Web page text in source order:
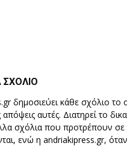
δημοσιεύει κάθε σχόλιο το
απόψεις αυτές. Διατηρεί το
σχόλια που προτρέπουν
ενώ η andriakipress.gr,